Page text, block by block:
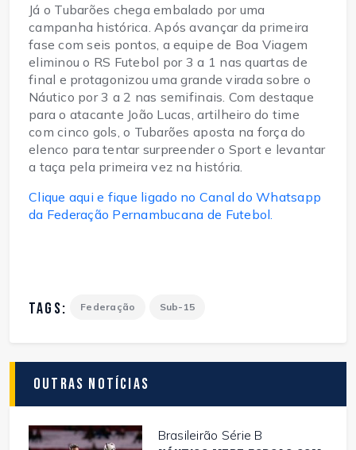
Já o Tubarões chega embalado por uma
campanha histórica. Após avançar da primeira
fase com seis pontos, a equipe de Boa Viagem
eliminou o RS Futebol por 3 a 1 nas quartas de
final e protagonizou uma grande virada sobre o
Náutico por 3 a 2 nas semifinais. Com destaque
para o atacante João Lucas, artilheiro do time
com cinco gols, o Tubarões aposta na força do
elenco para tentar surpreender o Sport e levantar
a taça pela primeira vez na história.
Clique aqui e fique ligado no Canal do Whatsapp
da Federação Pernambucana de Futebol.
TAGS: Federação Sub-15
Outras Notícias
Brasileirão Série B